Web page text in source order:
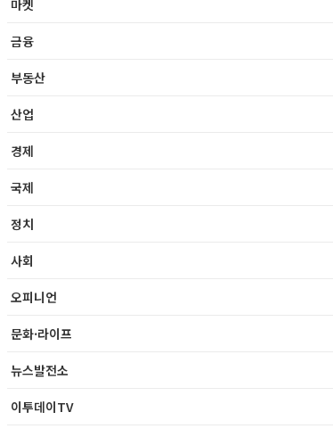
마켓
금융
부동산
산업
경제
국제
정치
사회
오피니언
문화·라이프
뉴스발전소
이투데이TV